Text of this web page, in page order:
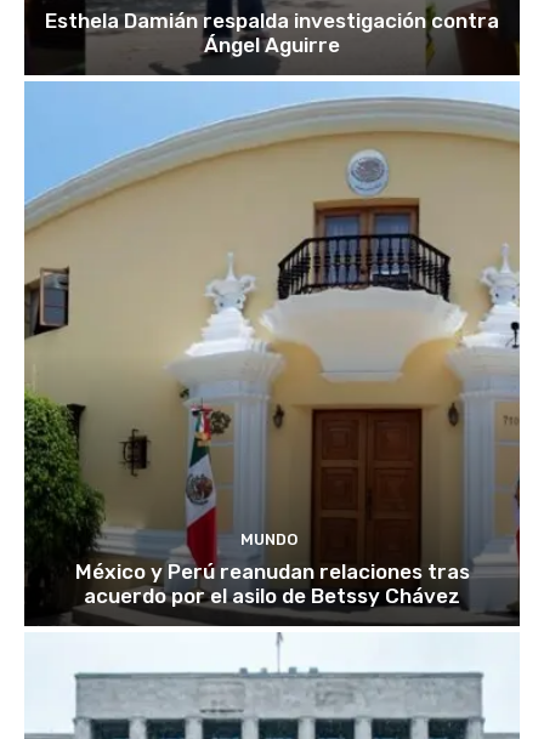
Esthela Damián respalda investigación contra
Ángel Aguirre
MUNDO
México y Perú reanudan relaciones tras
acuerdo por el asilo de Betssy Chávez